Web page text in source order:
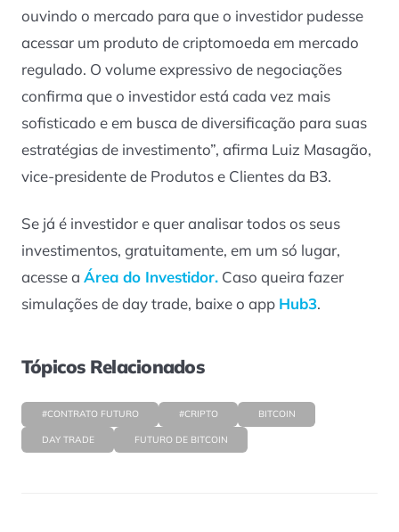
ouvindo o mercado para que o investidor pudesse
acessar um produto de criptomoeda em mercado
regulado. O volume expressivo de negociações
confirma que o investidor está cada vez mais
sofisticado e em busca de diversificação para suas
estratégias de investimento”, afirma Luiz Masagão,
vice-presidente de Produtos e Clientes da B3.
Se já é investidor e quer analisar todos os seus
investimentos, gratuitamente, em um só lugar,
acesse a Área do Investidor. Caso queira fazer
simulações de day trade, baixe o app Hub3.
Tópicos Relacionados
#CONTRATO FUTURO #CRIPTO BITCOIN
DAY TRADE FUTURO DE BITCOIN